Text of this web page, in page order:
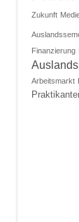
Zukunft
Finanzierung
Arbeitsmarkt